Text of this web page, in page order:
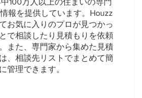
100万人以上の住まいの専門
報を提供しています。Houzz
お気に入りのプロが見つかっ
で相談したり見積もりを依頼
また、専門家から集めた見積
、相談先リストでまとめて簡
管理できます。